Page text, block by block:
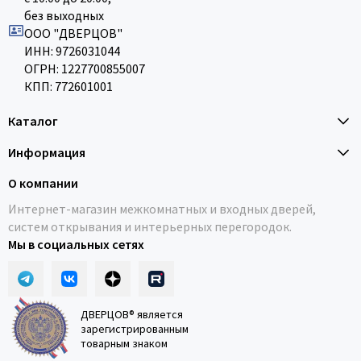
без выходных
ООО "ДВЕРЦОВ"
ИНН: 9726031044
ОГРН: 1227700855007
КПП: 772601001
Каталог
Информация
О компании
Интернет-магазин межкомнатных и входных дверей,
систем открывания и интерьерных перегородок.
Мы в социальных сетях
ДВЕРЦОВ® является
зарегистрированным
товарным знаком